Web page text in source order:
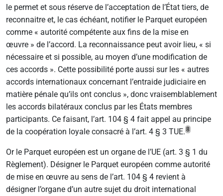
le permet et sous réserve de l’acceptation de l’État tiers, de
reconnaitre et, le cas échéant, notifier le Parquet européen
comme « autorité compétente aux fins de la mise en
œuvre » de l’accord. La reconnaissance peut avoir lieu, « si
nécessaire et si possible, au moyen d’une modification de
ces accords ». Cette possibilité porte aussi sur les « autres
accords internationaux concernant l’entraide judiciaire en
matière pénale qu’ils ont conclus », donc vraisemblablement
les accords bilatéraux conclus par les États membres
participants. Ce faisant, l’art. 104 § 4 fait appel au principe
de la coopération loyale consacré à l’art. 4 § 3 TUE. 8
Or le Parquet européen est un organe de l’UE (art. 3 § 1 du
Règlement). Désigner le Parquet européen comme autorité
de mise en œuvre au sens de l’art. 104 § 4 revient à
désigner l’organe d’un autre sujet du droit international